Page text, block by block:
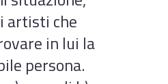
artisti che
in lui la
persona.